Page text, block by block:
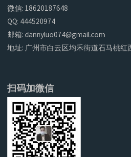
微信: 18620187648
QQ: 444520974
邮箱: dannyluo074@gmail.com
地址: 广州市白云区均禾街道石马桃红
扫码加微信